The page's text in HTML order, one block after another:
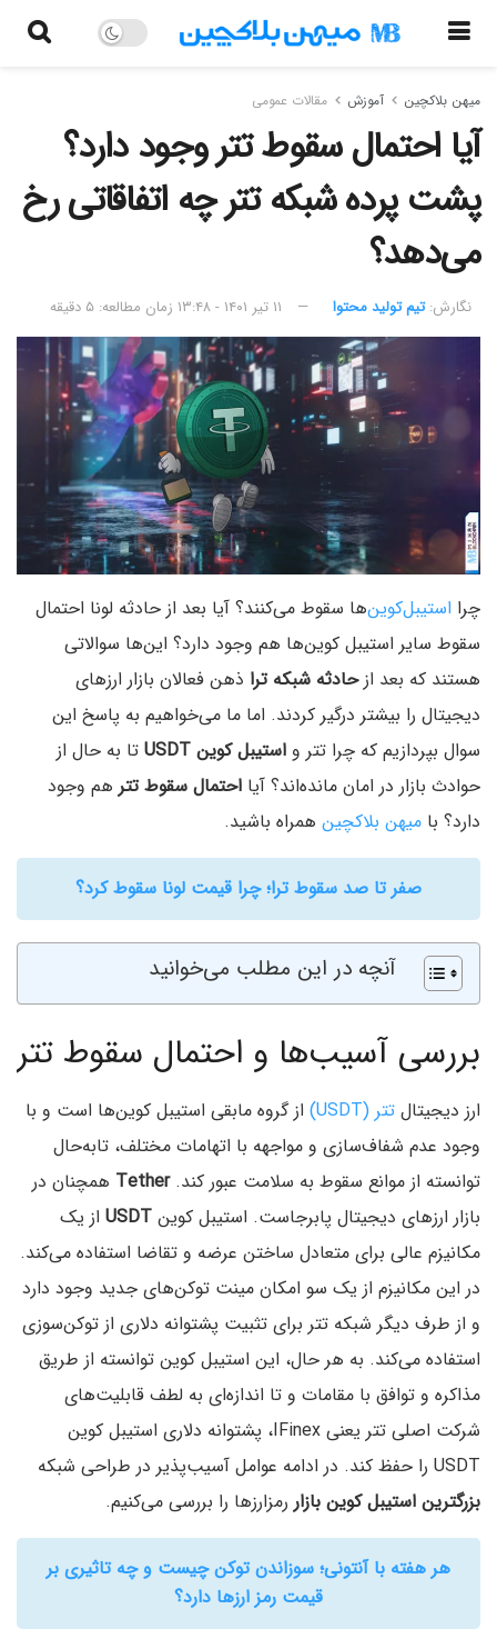
میهن بلاکچین آموزش مقالات عمومی
آیا احتمال سقوط تتر وجود دارد؟
پشت پرده شبکه تتر چه اتفاقاتی رخ
می‌دهد؟
نگارش:‌ تیم تولید محتوا ۱۱ تیر ۱۴۰۱ - ۱۳:۴۸ زمان مطالعه: ۵ دقیقه
چرا استیبل‌کوین‌ها سقوط می‌کنند؟ آیا بعد از حادثه لونا احتمال
سقوط سایر استیبل ‌کوین‌ها هم وجود دارد؟ این‌ها سوالاتی
هستند که بعد ازحادثه شبکه ترا ذهن فعالان بازار ارزهای
دیجیتال را بیشتر درگیر کردند. اما ما می‌خواهیم به پاسخ این
سوال بپردازیم که چرا تتر و استیبل کوین USDT
تا به حال از
حوادث بازار در امان مانده‌اند؟ آیا احتمال سقوط تتر هم وجود
دارد؟ با میهن بلاکچین همراه باشید.
صفر تا صد سقوط ترا؛ چرا قیمت لونا سقوط کرد؟
آنچه در این مطلب می‌خوانید
بررسی آسیب‌ها و احتمال سقوط تتر
ارز دیجیتال تتر (USDT)
از گروه مابقی استیبل کوین‌ها است و با
وجود عدم شفاف‌سازی‌ و مواجهه با اتهامات مختلف، تابه‌حال
توانسته از موانع سقوط به سلامت عبور کند.Tether همچنان در
بازار ارزهای دیجیتال پابرجاست. استیبل کوین USDT از یک
مکانیزم عالی برای متعادل ساختن عرضه و تقاضا استفاده می‌کند.
در این مکانیزم از یک سو امکان مینت توکن‌های جدید وجود دارد
و از طرف دیگر شبکه تتر برای تثبیت پشتوانه دلاری از توکن‌سوزی
استفاده می‌کند. به هر حال، این استیبل کوین توانسته از طریق
مذاکره و توافق با مقامات و تا اندازه‌ای به لطف قابلیت‌های
شرکت اصلی تتر یعنی IFinex، پشتوانه دلاری استیبل کوین
USDT را حفظ کند. در ادامه عوامل آسیب‌پذیر در طراحی شبکه
بزرگترین استیبل کوین بازاررمزارزها را بررسی می‌کنیم.
هر هفته با آنتونی؛ سوزاندن توکن چیست و چه تاثیری بر
قیمت رمز ارزها دارد؟